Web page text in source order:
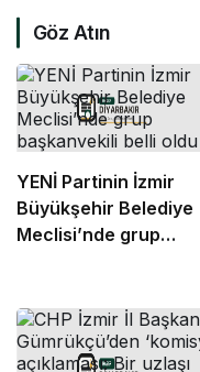
Göz Atın
YENİ Partinin İzmir
Büyükşehir Belediye
Meclisi’nde grup